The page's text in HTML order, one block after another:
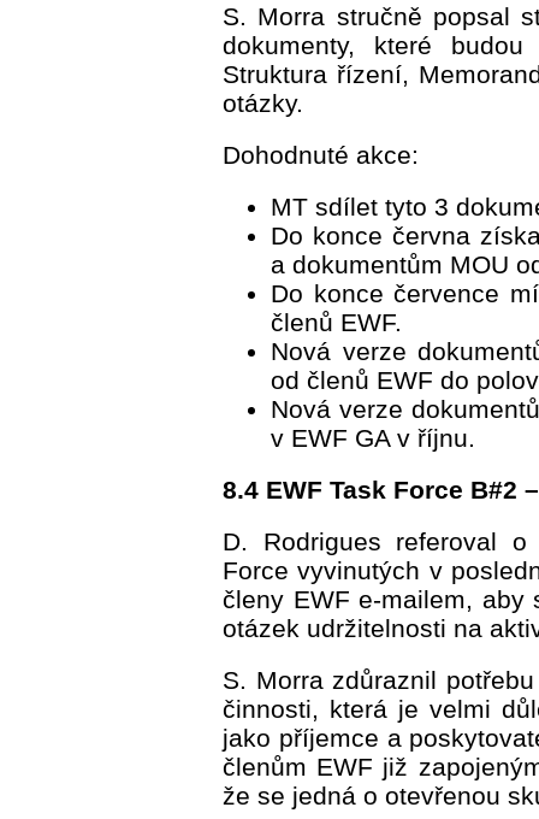
S. Morra stručně popsal
dokumenty, které
Struktura řízení,
otázky.
Dohodnuté akce:
MT sdílet tyto 3
Do konce června
a dokumentům MOU
Do konce července
členů EWF.
Nová verze
od členů EWF do
Nová verze
v EWF GA v říjnu.
8.4 EWF Task Force B#2
D. Rodrigues referoval
Force vyvinutých v
členy EWF e-mailem, aby
otázek udržitelnosti na
S. Morra zdůraznil
činnosti, která je velmi
jako příjemce a
členům EWF již
že se jedná o otevřenou